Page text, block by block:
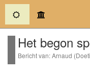
(current)
Het begon
Bericht van: Arnaud